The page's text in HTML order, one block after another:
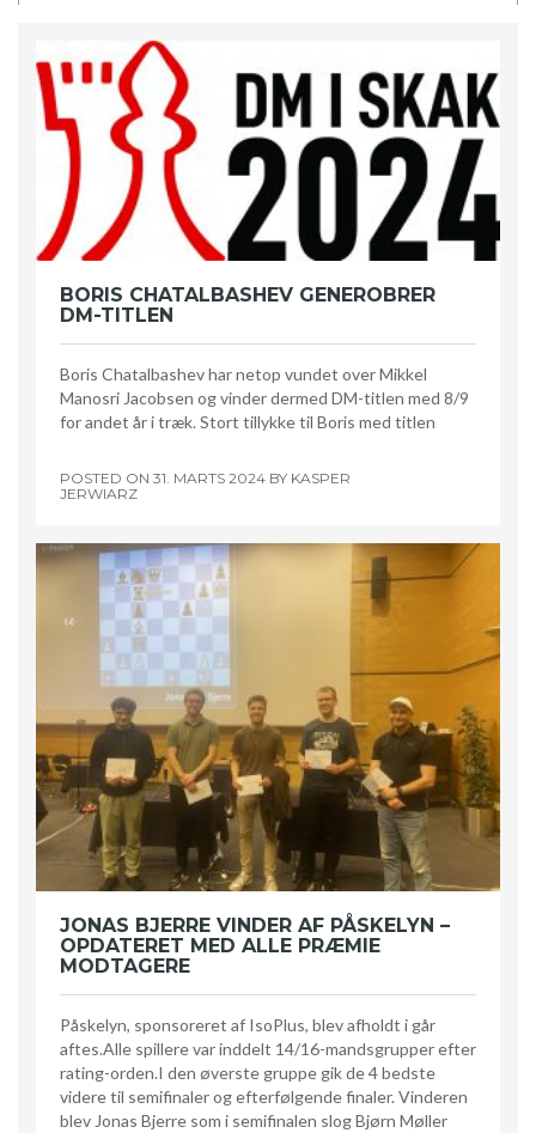
BORIS CHATALBASHEV GENEROBRER
DM-TITLEN
Boris Chatalbashev har netop vundet over Mikkel
Manosri Jacobsen og vinder dermed DM-titlen med 8/9
for andet år i træk. Stort tillykke til Boris med titlen
POSTED ON 31. MARTS 2024 BY KASPER
JERWIARZ
JONAS BJERRE VINDER AF PÅSKELYN –
OPDATERET MED ALLE PRÆMIE
MODTAGERE
Påskelyn, sponsoreret af IsoPlus, blev afholdt i går
aftes.Alle spillere var inddelt 14/16-mandsgrupper efter
rating-orden.I den øverste gruppe gik de 4 bedste
videre til semifinaler og efterfølgende finaler. Vinderen
blev Jonas Bjerre som i semifinalen slog Bjørn Møller